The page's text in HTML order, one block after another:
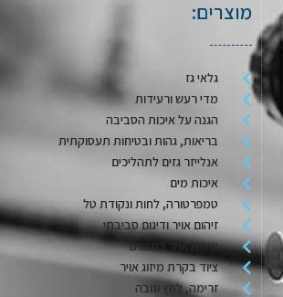
מוצרים:
גלאי גז
מדי רעש ורעידות
הגנה על איכות הסביבה
בריאות, גהות ובטיחות תעסוקתית
אנלייזר גזים לתהליכים
איכות מים
טמפרטורה, לחות ונקודת טל
זיהום אויר ודיגום סביבתי
איכות אויר במבנים
ציוד בקרת מיזוג אויר
זרימה, לחץ וגובה